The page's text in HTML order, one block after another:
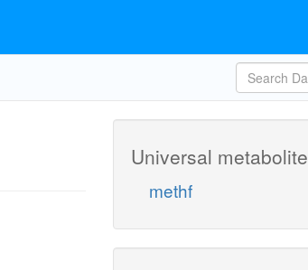
Universal metabolite
methf